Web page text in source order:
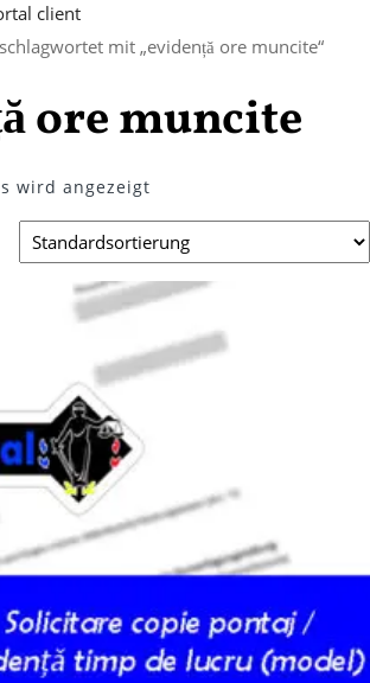
client
mit „evidență ore muncite“
ore muncite
wird angezeigt